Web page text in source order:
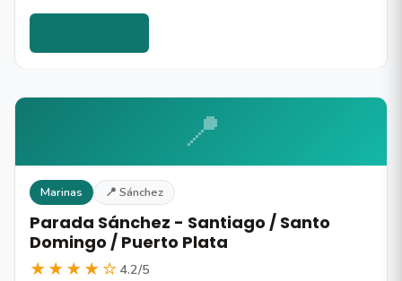
📍
Marinas 📍 Sánchez
Parada Sánchez - Santiago / Santo
Domingo / Puerto Plata
★★★★☆ 4.2/5